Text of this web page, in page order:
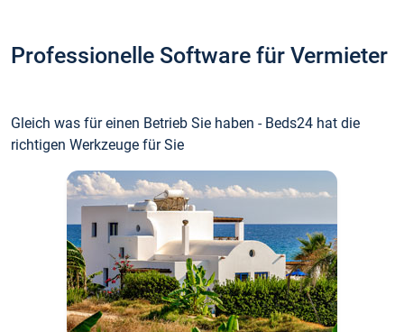
Professionelle Software für Vermieter
Gleich was für einen Betrieb Sie haben - Beds24 hat die
richtigen Werkzeuge für Sie